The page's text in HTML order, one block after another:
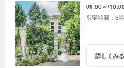
09:00～
3
詳しくみる